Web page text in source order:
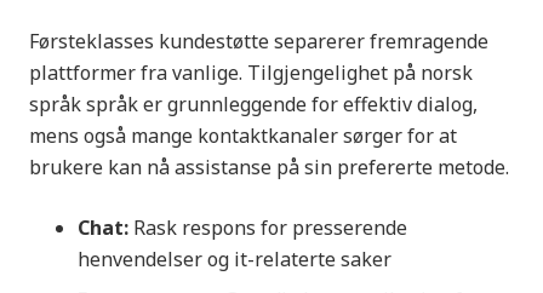
Førsteklasses kundestøtte separerer fremragende
plattformer fra vanlige. Tilgjengelighet på norsk
språk språk er grunnleggende for effektiv dialog,
mens også mange kontaktkanaler sørger for at
brukere kan nå assistanse på sin prefererte metode.
Chat: Rask respons for presserende
henvendelser og it-relaterte saker